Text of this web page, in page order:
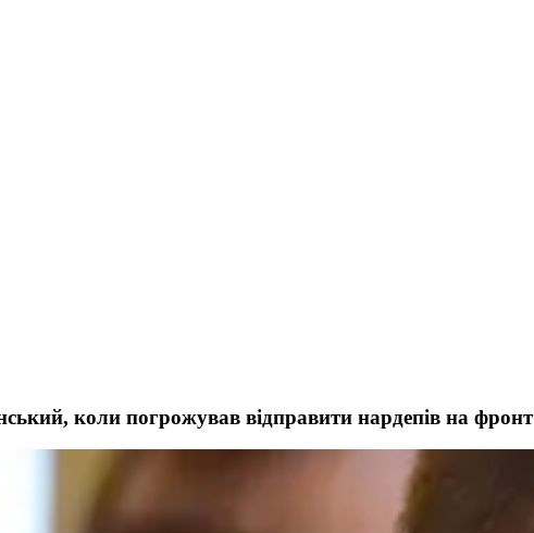
коли погрожував відправити нардепів на фронт